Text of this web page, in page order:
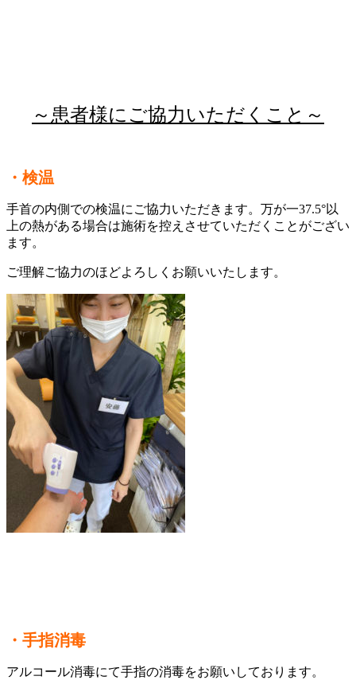
～患者様にご協力いただくこと～
・検温
手首の内側での検温にご協力いただきます。万が一37.5°以
上の熱がある場合は施術を控えさせていただくことがござい
ます。
ご理解ご協力のほどよろしくお願いいたします。
・手指消毒
アルコール消毒にて手指の消毒をお願いしております。